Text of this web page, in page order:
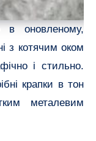
в оновленому,
з котячим оком
і стильно.
крапки в тон
металевим